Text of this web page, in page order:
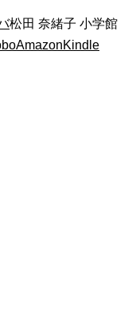
松田 奈緒子 小学館
AmazonKindle